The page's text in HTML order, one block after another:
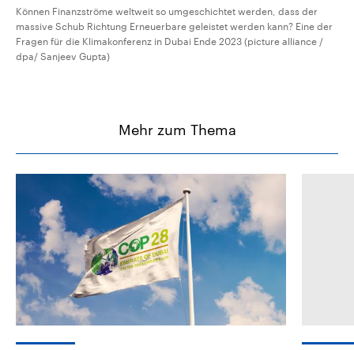
Können Finanzströme weltweit so umgeschichtet werden, dass der
massive Schub Richtung Erneuerbare geleistet werden kann? Eine der
Fragen für die Klimakonferenz in Dubai Ende 2023 (picture alliance /
dpa/ Sanjeev Gupta)
Mehr zum Thema